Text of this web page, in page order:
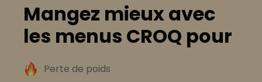
Mangez mieux avec
les menus CROQ pour
Perte de poids